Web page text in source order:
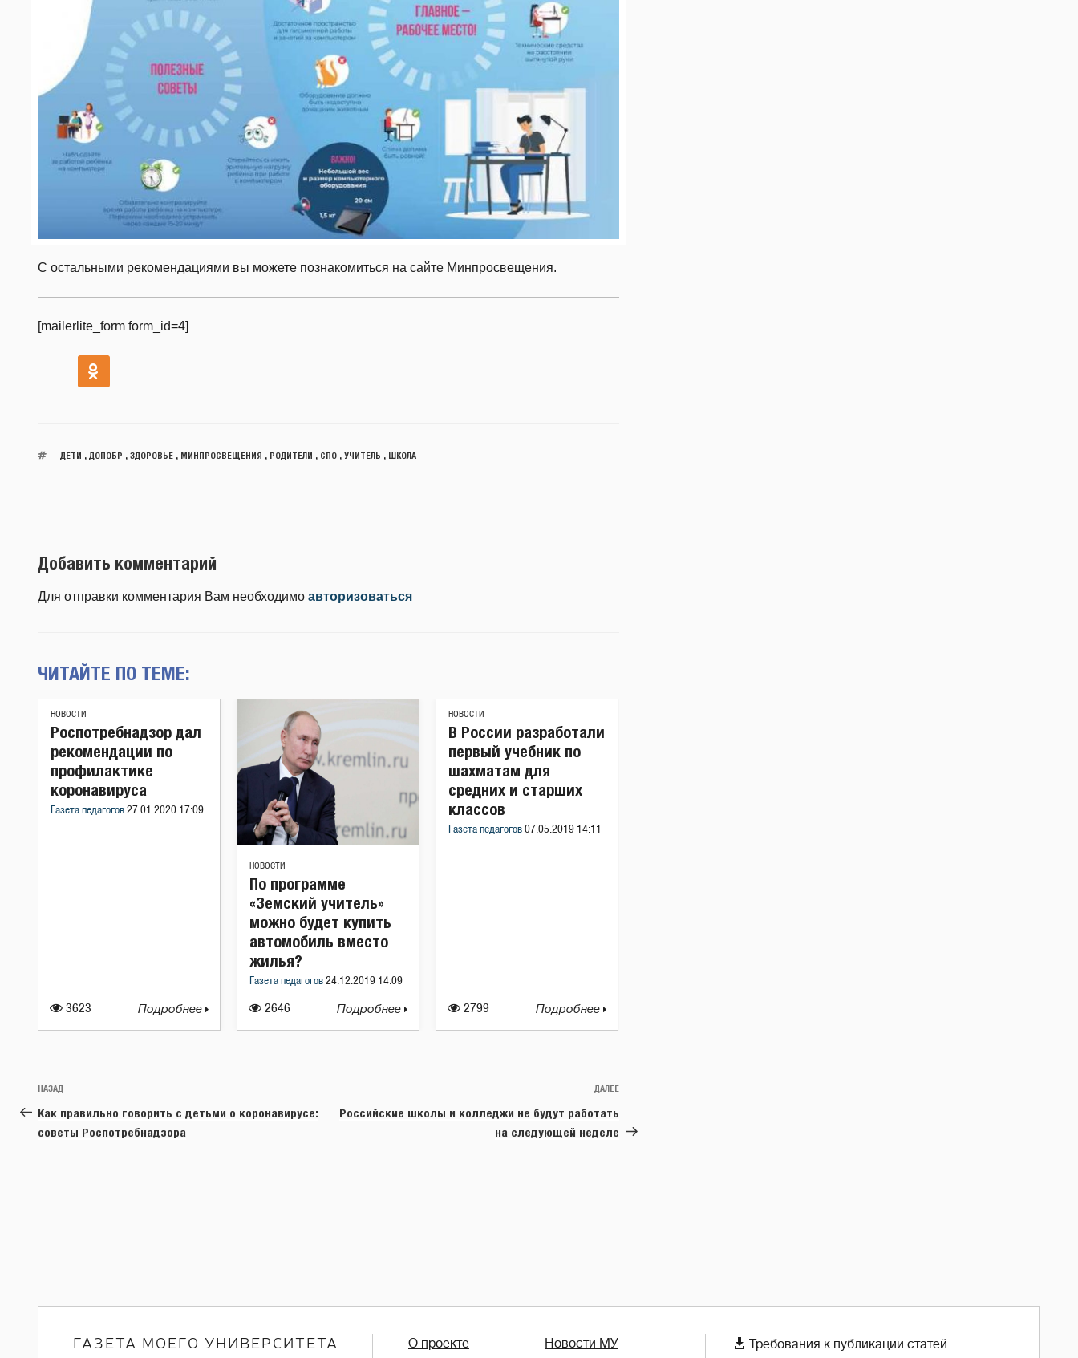
С остальными рекомендациями вы можете познакомиться на сайте Минпросвещения.
[mailerlite_form form_id=4]
ДЕТИ , ДОПОБР , ЗДОРОВЬЕ, МИНПРОСВЕЩЕНИЯ , РОДИТЕЛИ , СПО, УЧИТЕЛЬ , ШКОЛА
Добавить комментарий
Для отправки комментария Вам необходимо авторизоваться
ЧИТАЙТЕ ПО ТЕМЕ:
НОВОСТИ
3623
Роспотребнадзор дал
рекомендации по
профилактике
коронавируса
Газета педагогов 27.01.2020 17:09
Подробнее
НОВОСТИ
2646
По программе
«Земский учитель»
можно будет купить
автомобиль вместо
жилья?
Газета педагогов 24.12.2019 14:09
Подробнее
НОВОСТИ
2799
В России разработали
первый учебник по
шахматам для
средних и старших
классов
Газета педагогов 07.05.2019 14:11
Подробнее
Навигация
по
записям
Предыдущая
запись:
НАЗАД
Как правильно говорить с детьми о коронавирусе:
советы Роспотребнадзора
Следующая
ДАЛЕЕ
Российские школы и колледжи не будут работать
на следующей неделе
ГАЗЕТА МОЕГО УНИВЕРСИТЕТА
О проекте
Новости МУ
 Требования к публикации статей